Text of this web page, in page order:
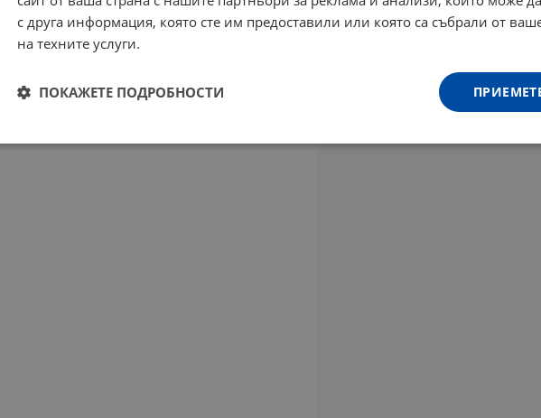
с друга информация, която сте им предоставили или която са събрали от
на техните услуги.
ПОКАЖЕТЕ ПОДРОБНОСТИ